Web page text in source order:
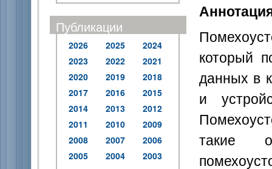
Публикации
2026 2025
2024
2023
2022
2021
2020
2019
2018
2017
2016
2015
2014
2013
2012
2011
2010
2009
2008
2007
2006
2005
2004
2003
который
данных в
и
такие